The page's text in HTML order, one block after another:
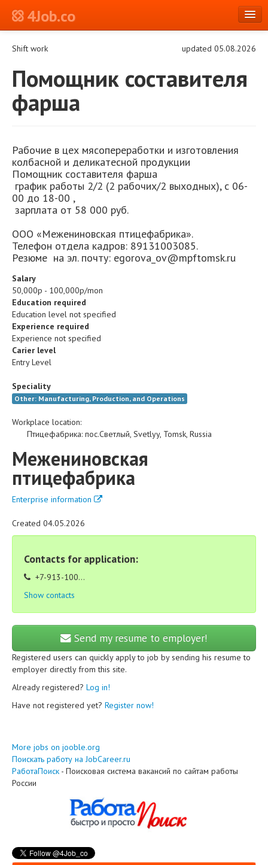
4Job.co
Shift work updated 05.08.2026
Помощник составителя
фарша
Рабочие в цех мясопереработки и изготовления
колбасной и деликатесной продукции
Помощник составителя фарша
график работы 2/2 (2 рабочих/2 выходных), с 06-
00 до 18-00 ,
зарплата от 58 000 руб.
ООО «Межениновская птицефабрика».
Телефон отдела кадров: 89131003085.
Резюме на эл. почту: egorova_ov@mpftomsk.ru
Salary
50,000р - 100,000р/mon
Education required
Education level not specified
Experience required
Experience not specified
Carier level
Entry Level
Speciality
Other: Manufacturing, Production, and Operations
Workplace location:
Птицефабрика: пос.Светлый, Svetlyy, Tomsk, Russia
Межениновская
птицефабрика
Enterprise information
Created 04.05.2026
Contacts for application:
+7-913-100...
Show contacts
Send my resume to employer!
Registered users can quickly apply to job by sending his resume to
employer directly from this site.
Already registered? Log in!
Have not registered yet? Register now!
More jobs on jooble.org
Поискать работу на JobCareer.ru
РаботаПоиск - Поисковая система вакансий по сайтам работы
России